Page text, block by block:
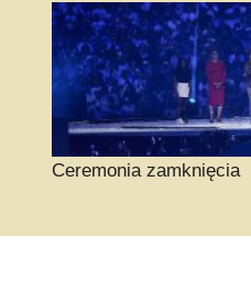
Ceremonia zamknięcia